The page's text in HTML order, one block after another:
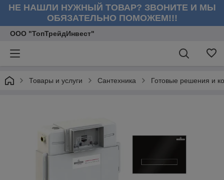
НЕ НАШЛИ НУЖНЫЙ ТОВАР? ЗВОНИТЕ И МЫ
ОБЯЗАТЕЛЬНО ПОМОЖЕМ!!!
ООО "ТопТрейдИнвест"
Товары и услуги Сантехника Готовые решения и